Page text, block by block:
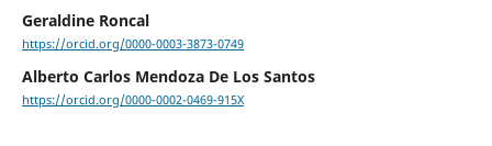
Geraldine Roncal
https://orcid.org/0000-0003-3873-0749
Alberto Carlos Mendoza De Los Santos
https://orcid.org/0000-0002-0469-915X